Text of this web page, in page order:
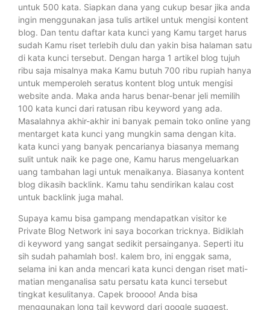
untuk 500 kata. Siapkan dana yang cukup besar jika anda
ingin menggunakan jasa tulis artikel untuk mengisi kontent
blog. Dan tentu daftar kata kunci yang Kamu target harus
sudah Kamu riset terlebih dulu dan yakin bisa halaman satu
di kata kunci tersebut. Dengan harga 1 artikel blog tujuh
ribu saja misalnya maka Kamu butuh 700 ribu rupiah hanya
untuk memperoleh seratus kontent blog untuk mengisi
website anda. Maka anda harus benar-benar jeli memilih
100 kata kunci dari ratusan ribu keyword yang ada.
Masalahnya akhir-akhir ini banyak pemain toko online yang
mentarget kata kunci yang mungkin sama dengan kita.
kata kunci yang banyak pencarianya biasanya memang
sulit untuk naik ke page one, Kamu harus mengeluarkan
uang tambahan lagi untuk menaikanya. Biasanya kontent
blog dikasih backlink. Kamu tahu sendirikan kalau cost
untuk backlink juga mahal.
Supaya kamu bisa gampang mendapatkan visitor ke
Private Blog Network ini saya bocorkan tricknya. Bidiklah
di keyword yang sangat sedikit persainganya. Seperti itu
sih sudah pahamlah bos!. kalem bro, ini enggak sama,
selama ini kan anda mencari kata kunci dengan riset mati-
matian menganalisa satu persatu kata kunci tersebut
tingkat kesulitanya. Capek broooo! Anda bisa
menggunakan long tail keyword dari google suggest.